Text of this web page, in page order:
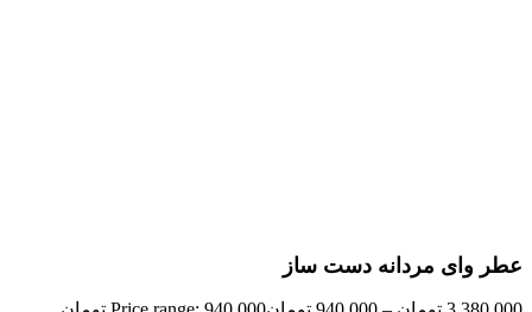
عطر وای مردانه دست ساز